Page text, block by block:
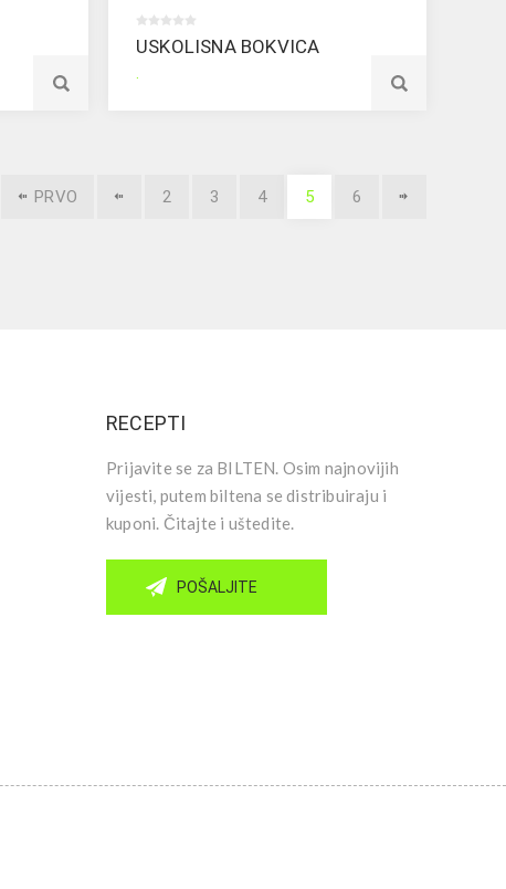
USKOLISNA BOKVICA
.
PRVO 2 3 4 5 6
RECEPTI
Prijavite se za BILTEN. Osim najnovijih
vijesti, putem biltena se distribuiraju i
kuponi. Čitajte i uštedite.
POŠALJITE